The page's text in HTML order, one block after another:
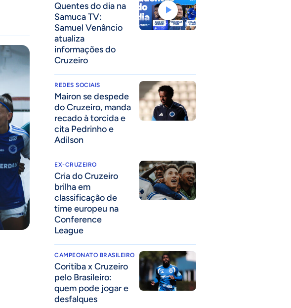
Quentes do dia na
Samuca TV:
Samuel Venâncio
atualiza
informações do
Cruzeiro
REDES SOCIAIS
Mairon se despede
do Cruzeiro, manda
recado à torcida e
cita Pedrinho e
Adilson
EX-CRUZEIRO
Cria do Cruzeiro
brilha em
classificação de
time europeu na
Conference
League
CAMPEONATO BRASILEIRO
Coritiba x Cruzeiro
pelo Brasileiro:
quem pode jogar e
desfalques